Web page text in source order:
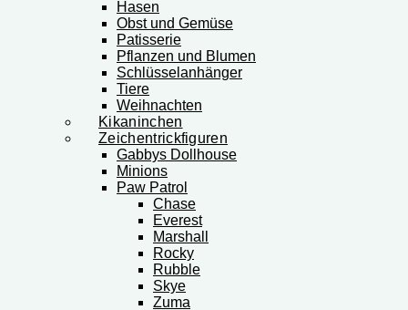
Hasen
Obst und Gemüse
Patisserie
Pflanzen und Blumen
Schlüsselanhänger
Tiere
Weihnachten
Kikaninchen
Zeichentrickfiguren
Gabbys Dollhouse
Minions
Paw Patrol
Chase
Everest
Marshall
Rocky
Rubble
Skye
Zuma